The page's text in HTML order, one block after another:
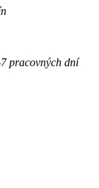
pracovných dní